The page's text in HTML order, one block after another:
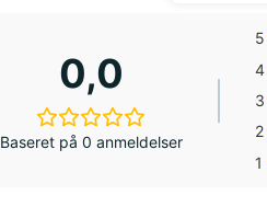
0,0
Baseret på 0 anmeldelser
5
4
3
2
1